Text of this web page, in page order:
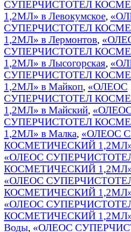
СУПЕРЧИСТОТЕЛ
1,2МЛ» в Левокумское,
СУПЕРЧИСТОТЕЛ
1,2МЛ» в Лермонтов,
СУПЕРЧИСТОТЕЛ
1,2МЛ» в Лысогорская,
СУПЕРЧИСТОТЕЛ
1,2МЛ» в Майкоп, «ОЛЕОС
СУПЕРЧИСТОТЕЛ
1,2МЛ» в Майский,
СУПЕРЧИСТОТЕЛ
1,2МЛ» в Малка, «ОЛЕОС
КОСМЕТИЧЕСКИЙ 1,2МЛ»
«ОЛЕОС
КОСМЕТИЧЕСКИЙ 1,2МЛ»
«ОЛЕОС
КОСМЕТИЧЕСКИЙ 1,2МЛ»
«ОЛЕОС
КОСМЕТИЧЕСКИЙ 1,2МЛ»
Воды, «ОЛЕОС